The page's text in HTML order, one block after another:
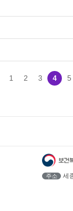
1 2 3 4 5
주소 세